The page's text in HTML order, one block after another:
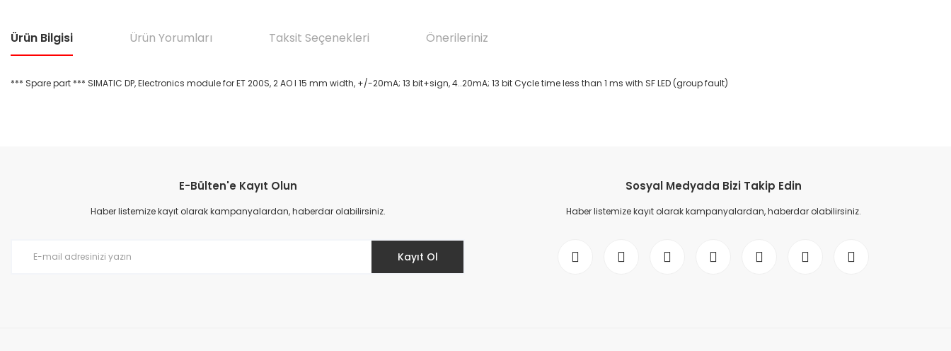
Ürün Bilgisi Ürün Yorumları Taksit Seçenekleri Önerileriniz
*** Spare part *** SIMATIC DP, Electronics module for ET 200S, 2 AO I 15 mm width, +/-20mA; 13 bit+sign, 4..20mA; 13 bit Cycle time less than 1 ms with SF LED (group fault)
Ürün resmi kalitesiz, bozuk veya görüntülenemiyor.
Ürün açıklamasında eksik bilgiler bulunuyor.
E-Bülten'e Kayıt Olun
Haber listemize kayıt olarak kampanyalardan, haberdar olabilirsiniz.
Kayıt Ol
Sosyal Medyada Bizi Takip Edin
Haber listemize kayıt olarak kampanyalardan, haberdar olabilirsiniz.